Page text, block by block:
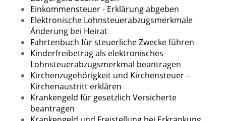
Einkommensteuer - Erklärung abgeben
Elektronische Lohnsteuerabzugsmerkmale
Änderung bei Heirat
Fahrtenbuch für steuerliche Zwecke führen
Kinderfreibetrag als elektronisches
Lohnsteuerabzugsmerkmal beantragen
Kirchenzugehörigkeit und Kirchensteuer -
Kirchenaustritt erklären
Krankengeld für gesetzlich Versicherte
beantragen